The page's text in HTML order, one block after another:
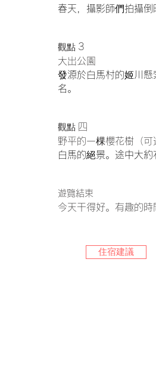
春天，攝影師們拍攝倒
觀點 3
大出公園
發源於白馬村的姬川
名。
觀點 四
野平的一棵櫻花樹（可
白馬的絕景。途中大
遊覽結束
今天干得好。有趣的時
住宿建議